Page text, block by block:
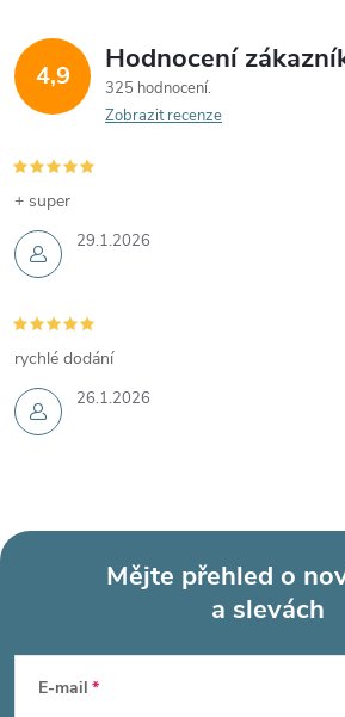
4,9 Hodnocení
325 hodnocení
Zobrazit recenze
29.1.2026
+ super
26.1.2026
rychlé dodání
Mějte přehled o
a slevách
E-mail